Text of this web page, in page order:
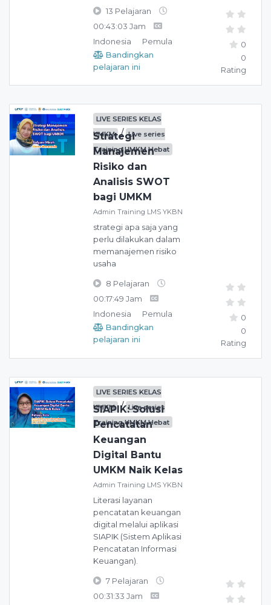
13 Pelajaran
00:43:03 Jam
Indonesia
Pemula
Bandingkan
pelajaran ini
0
0
Rating
LIVE SERIES KELAS
UMKM / Live series
Training UMKM Hebat
Strategi
Manajemen
Risiko dan
Analisis SWOT
bagi UMKM
Admin Training LMS YKBN
strategi apa saja yang
perlu dilakukan dalam
memanajemen risiko
usaha
8 Pelajaran
00:17:49 Jam
Indonesia
Pemula
Bandingkan
pelajaran ini
0
0
Rating
LIVE SERIES KELAS
UMKM / Live series
Training UMKM Hebat
SIAPIK: Solusi
Pencatatan
Keuangan
Digital Bantu
UMKM Naik Kelas
Admin Training LMS YKBN
Literasi layanan
pencatatan keuangan
digital melalui aplikasi
SIAPIK (Sistem Aplikasi
Pencatatan Informasi
Keuangan).
7 Pelajaran
00:31:33 Jam